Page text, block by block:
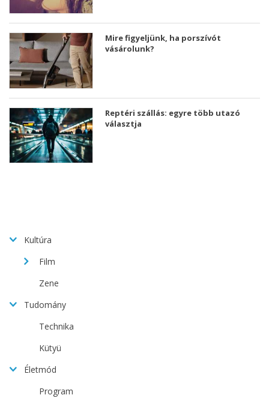
Mire figyeljünk, ha porszívót
vásárolunk?
Reptéri szállás: egyre több utazó
választja
Kultúra
Film
Zene
Tudomány
Technika
Kütyü
Életmód
Program